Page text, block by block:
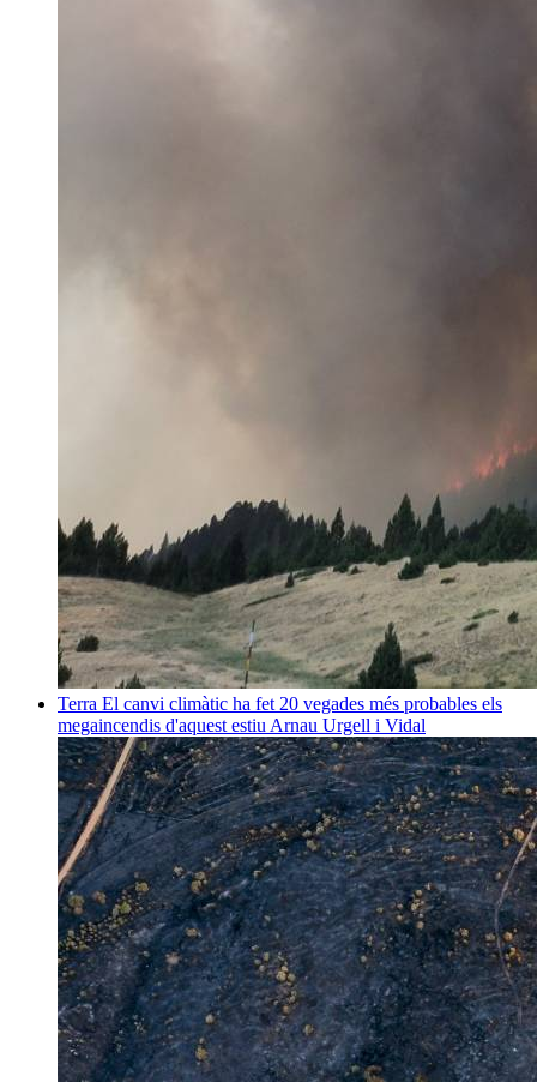
Terra El canvi climàtic ha fet 20 vegades més probables els
megaincendis d'aquest estiu Arnau Urgell i Vidal